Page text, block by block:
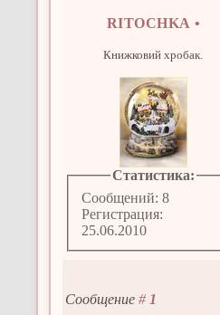
RITOCHKA •
Книжковий хробак.
Статистика:
Сообщений: 8
Регистрация:
25.06.2010
Сообщение# 1